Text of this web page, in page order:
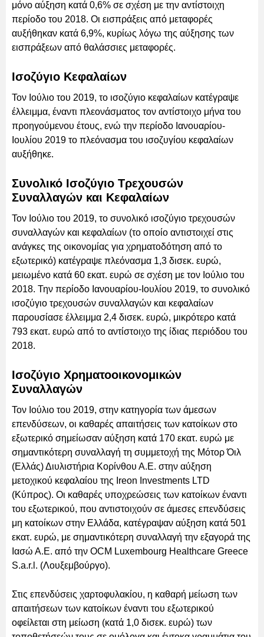
μόνο αύξηση κατά 0,6% σε σχέση με την αντίστοιχη
περίοδο του 2018. Οι εισπράξεις από μεταφορές
αυξήθηκαν κατά 6,9%, κυρίως λόγω της αύξησης των
εισπράξεων από θαλάσσιες μεταφορές.
Ισοζύγιο Κεφαλαίων
Τον Ιούλιο του 2019, το ισοζύγιο κεφαλαίων κατέγραψε
έλλειμμα, έναντι πλεονάσματος τον αντίστοιχο μήνα του
προηγούμενου έτους, ενώ την περίοδο Ιανουαρίου-
Ιουλίου 2019 το πλεόνασμα του ισοζυγίου κεφαλαίων
αυξήθηκε.
Συνολικό Ισοζύγιο Τρεχουσών
Συναλλαγών και Κεφαλαίων
Τον Ιούλιο του 2019, το συνολικό ισοζύγιο τρεχουσών
συναλλαγών και κεφαλαίων (το οποίο αντιστοιχεί στις
ανάγκες της οικονομίας για χρηματοδότηση από το
εξωτερικό) κατέγραψε πλεόνασμα 1,3 δισεκ. ευρώ,
μειωμένο κατά 60 εκατ. ευρώ σε σχέση με τον Ιούλιο του
2018. Την περίοδο Ιανουαρίου-Ιουλίου 2019, το συνολικό
ισοζύγιο τρεχουσών συναλλαγών και κεφαλαίων
παρουσίασε έλλειμμα 2,4 δισεκ. ευρώ, μικρότερο κατά
793 εκατ. ευρώ από το αντίστοιχο της ίδιας περιόδου του
2018.
Ισοζύγιο Χρηματοοικονομικών
Συναλλαγών
Τον Ιούλιο του 2019, στην κατηγορία των άμεσων
επενδύσεων, οι καθαρές απαιτήσεις των κατοίκων στο
εξωτερικό σημείωσαν αύξηση κατά 170 εκατ. ευρώ με
σημαντικότερη συναλλαγή τη συμμετοχή της Μότορ Όιλ
(Ελλάς) Διυλιστήρια Κορίνθου Α.Ε. στην αύξηση
μετοχικού κεφαλαίου της Ireon Investments LTD
(Κύπρος). Οι καθαρές υποχρεώσεις των κατοίκων έναντι
του εξωτερικού, που αντιστοιχούν σε άμεσες επενδύσεις
μη κατοίκων στην Ελλάδα, κατέγραψαν αύξηση κατά 501
εκατ. ευρώ, με σημαντικότερη συναλλαγή την εξαγορά της
Ιασώ Α.Ε. από την OCM Luxembοurg Healthcare Greece
S.a.r.l. (Λουξεμβούργο).
Στις επενδύσεις χαρτοφυλακίου, η καθαρή μείωση των
απαιτήσεων των κατοίκων έναντι του εξωτερικού
οφείλεται στη μείωση (κατά 1,0 δισεκ. ευρώ) των